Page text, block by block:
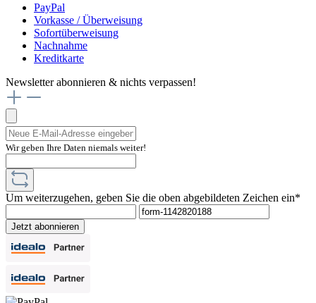
PayPal
Vorkasse / Überweisung
Sofortüberweisung
Nachnahme
Kreditkarte
Newsletter abonnieren & nichts verpassen!
Wir geben Ihre Daten niemals weiter!
Um weiterzugehen, geben Sie die oben abgebildeten Zeichen ein*
Jetzt abonnieren